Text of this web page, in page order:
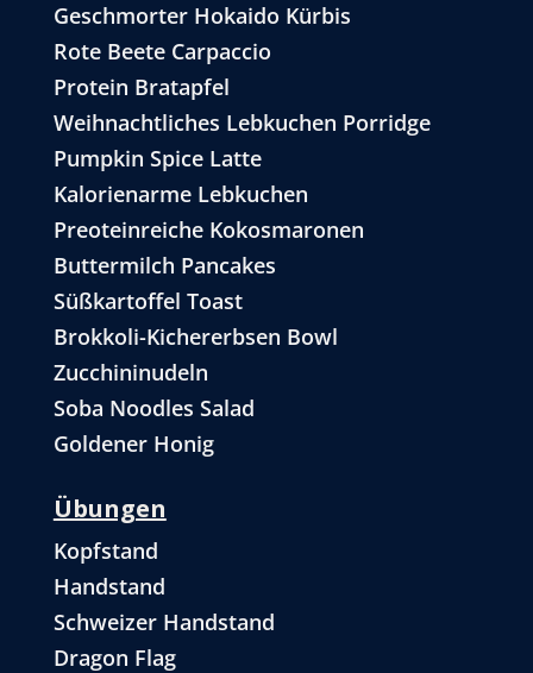
Geschmorter Hokaido Kürbis
Rote Beete Carpaccio
Protein Bratapfel
Weihnachtliches Lebkuchen Porridge
Pumpkin Spice Latte
Kalorienarme Lebkuchen
Preoteinreiche Kokosmaronen
Buttermilch Pancakes
Süßkartoffel Toast
Brokkoli-Kichererbsen Bowl
Zucchininudeln
Soba Noodles Salad
Goldener Honig
Übungen
Kopfstand
Handstand
Schweizer Handstand
Dragon Flag